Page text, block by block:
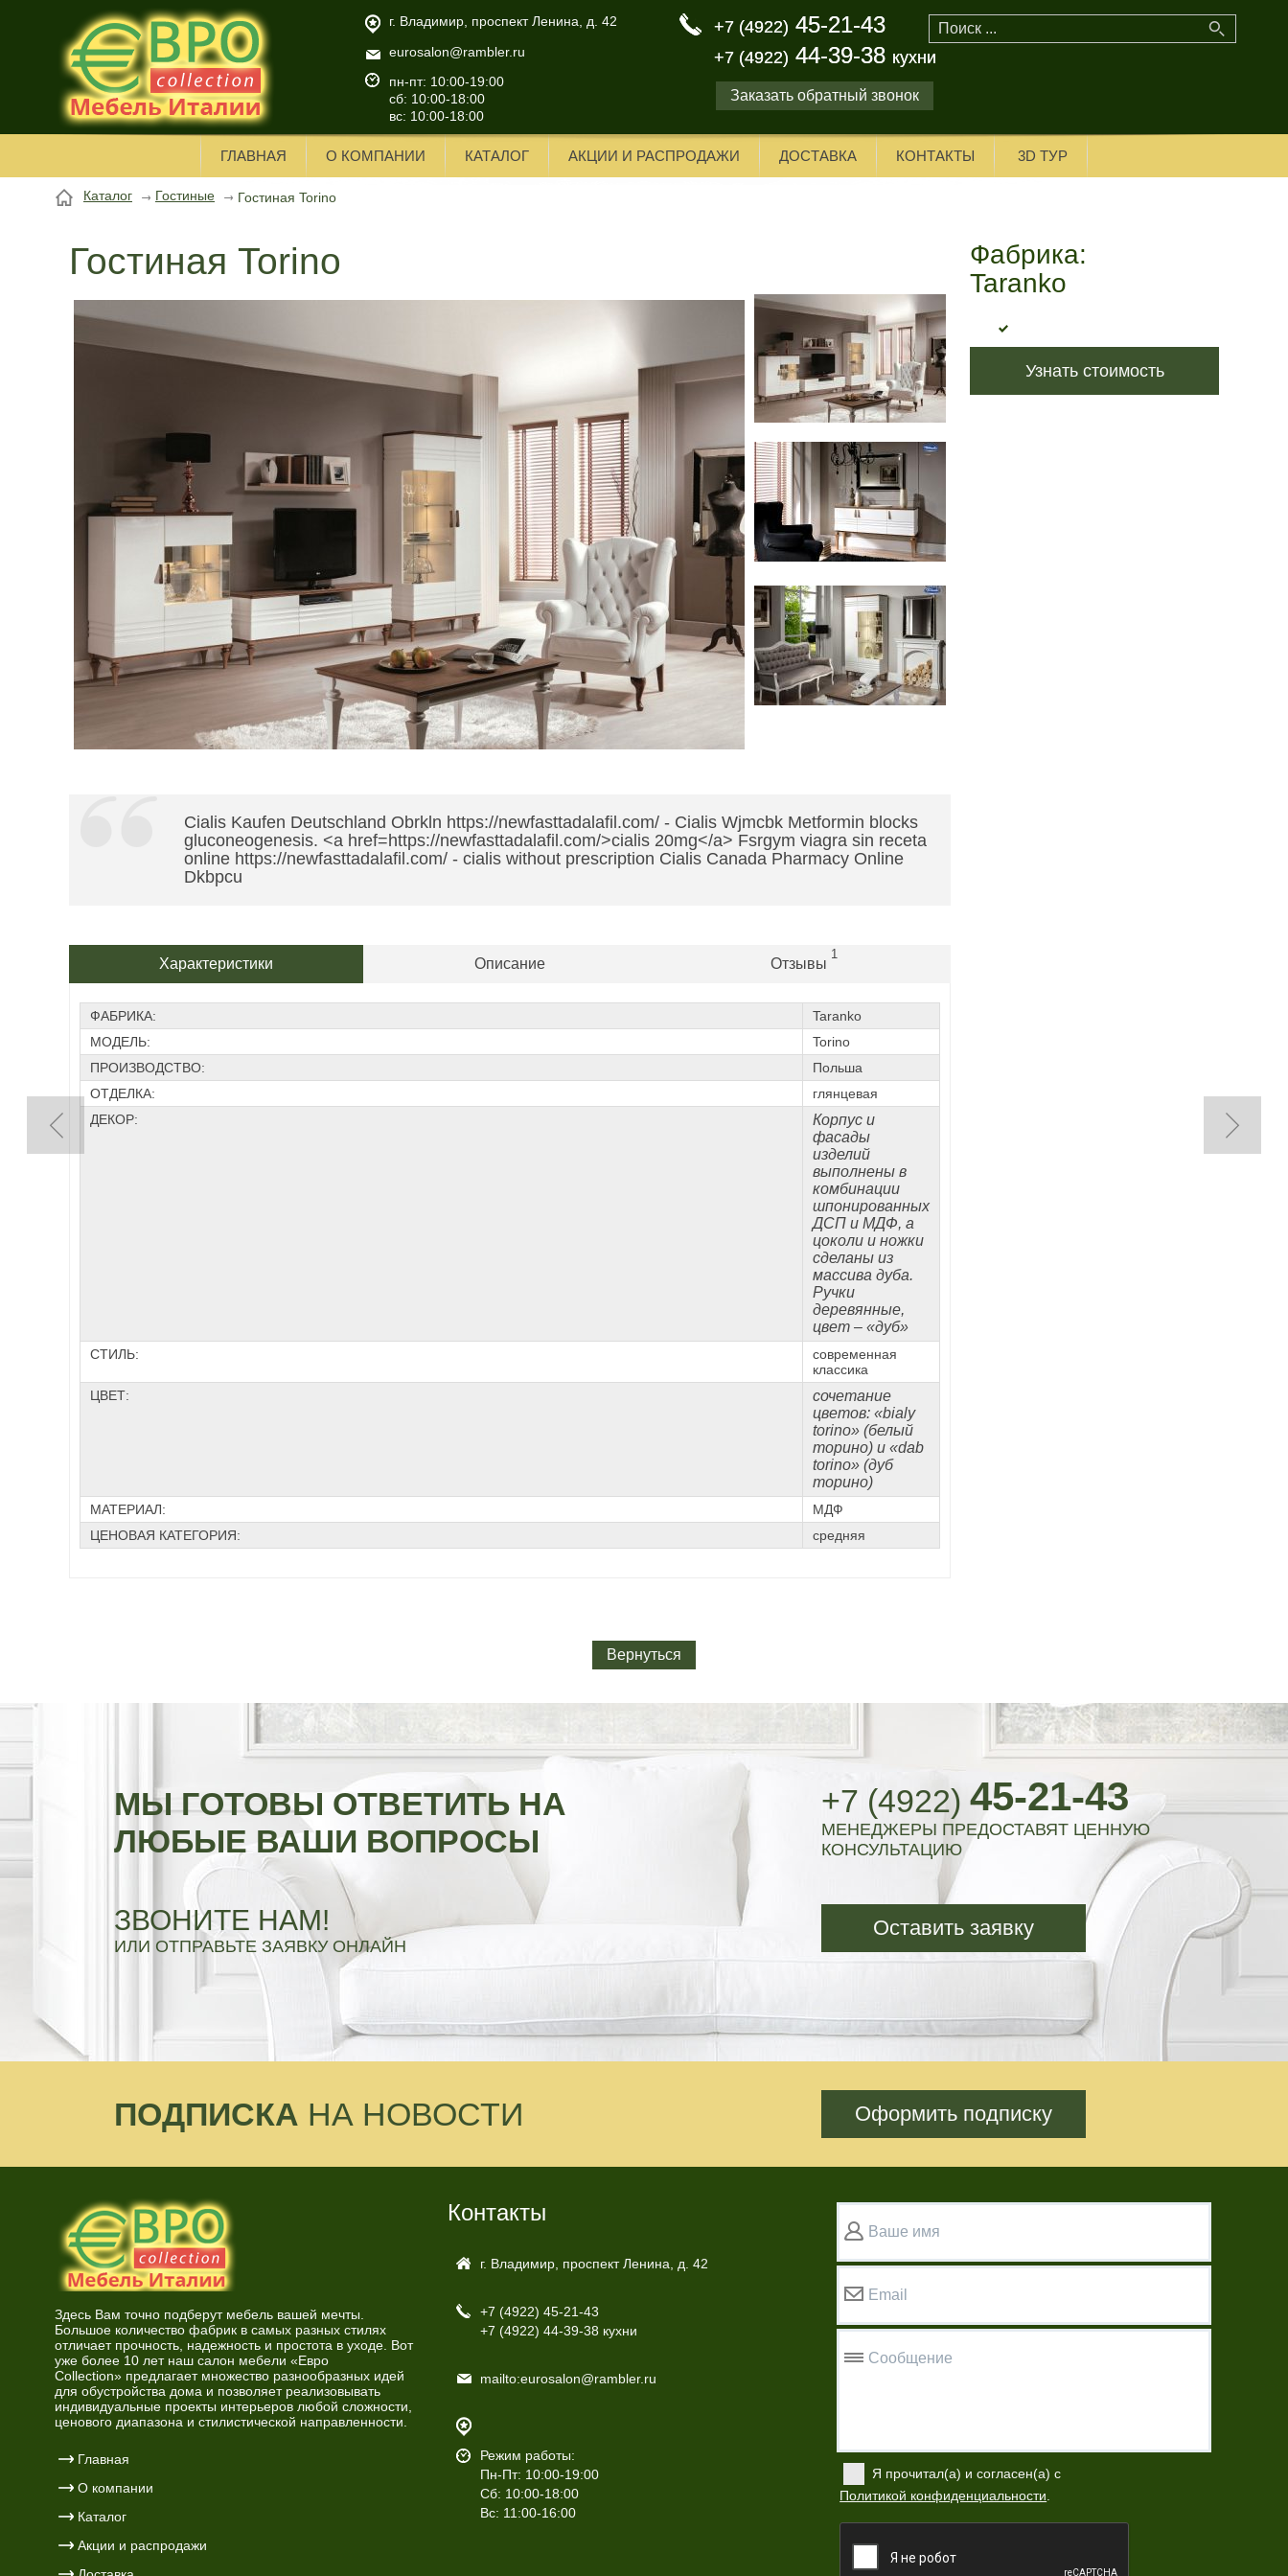
+7 (4922) 45-21-43
+7 (4922) 44-39-38 кухни
eurosalon@rambler.ru
г. Владимир, проспект Ленина, д. 42
пн-пт: 10:00-19:00
сб: 10:00-18:00
вс: 10:00-18:00
Заказать обратный звонок
+7 (4922) 45-21-43
+7 (4922) 44-39-38 кухни
ГЛАВНАЯ О КОМПАНИИ КАТАЛОГ АКЦИИ И РАСПРОДАЖИ ДОСТАВКА КОНТАКТЫ 3D ТУР
Каталог Гостиные Гостиная Torino
Гостиная Torino
Фабрика:
Taranko
Узнать стоимость
Cialis Kaufen Deutschland Obrkln https://newfasttadalafil.com/ - Cialis Wjmcbk Metformin blocks
gluconeogenesis. <a href=https://newfasttadalafil.com/>cialis 20mg</a> Fsrgym viagra sin receta
online https://newfasttadalafil.com/ - cialis without prescription Cialis Canada Pharmacy Online
Dkbpcu
Характеристики Описание Отзывы
1
ФАБРИКА:
Taranko
МОДЕЛЬ:
Torino
ПРОИЗВОДСТВО:
Польша
ОТДЕЛКА:
глянцевая
ДЕКОР:
Корпус и
фасады
изделий
выполнены в
комбинации
шпонированных
ДСП и МДФ, а
цоколи и ножки
сделаны из
массива дуба.
Ручки
деревянные,
цвет – «дуб»
СТИЛЬ:
современная
классика
ЦВЕТ:
сочетание
цветов: «bialy
torino» (белый
торино) и «dab
torino» (дуб
торино)
МАТЕРИАЛ:
МДФ
ЦЕНОВАЯ КАТЕГОРИЯ:
средняя
Вернуться
МЫ ГОТОВЫ ОТВЕТИТЬ НА
ЛЮБЫЕ ВАШИ ВОПРОСЫ
ЗВОНИТЕ НАМ!
ИЛИ ОТПРАВЬТЕ ЗАЯВКУ ОНЛАЙН
+7 (4922) 45-21-43
МЕНЕДЖЕРЫ ПРЕДОСТАВЯТ ЦЕННУЮ
КОНСУЛЬТАЦИЮ
Оставить заявку
ПОДПИСКА НА НОВОСТИ Оформить подписку
Здесь Вам точно подберут мебель вашей мечты.
Большое количество фабрик в самых разных стилях
отличает прочность, надежность и простота в уходе. Вот
уже более 10 лет наш салон мебели «Евро
Collection» предлагает множество разнообразных идей
для обустройства дома и позволяет реализовывать
индивидуальные проекты интерьеров любой сложности,
ценового диапазона и стилистической направленности.
Главная
О компании
Каталог
Акции и распродажи
Контакты
г. Владимир, проспект Ленина, д. 42
+7 (4922) 45-21-43
+7 (4922) 44-39-38 кухни
mailto:eurosalon@rambler.ru
Режим работы:
Пн-Пт: 10:00-19:00
Сб: 10:00-18:00
Вс: 11:00-16:00
Ваше имя
Email
Сообщение
Я прочитал(а) и согласен(а) с
Политикой конфиденциальности